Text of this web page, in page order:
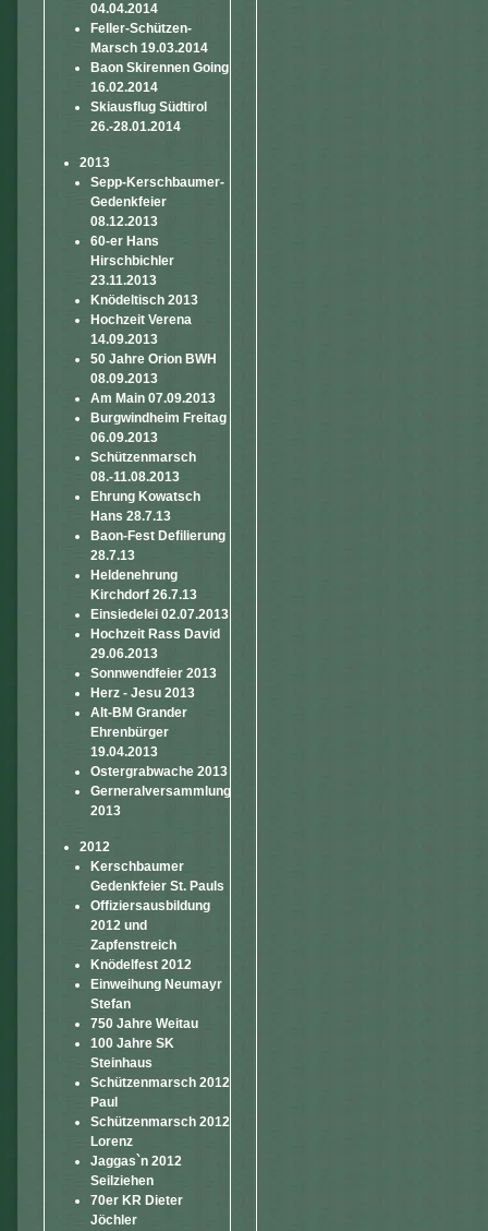
04.04.2014
Feller-Schützen-
Marsch 19.03.2014
Baon Skirennen Going
16.02.2014
Skiausflug Südtirol
26.-28.01.2014
2013
Sepp-Kerschbaumer-
Gedenkfeier
08.12.2013
60-er Hans
Hirschbichler
23.11.2013
Knödeltisch 2013
Hochzeit Verena
14.09.2013
50 Jahre Orion BWH
08.09.2013
Am Main 07.09.2013
Burgwindheim Freitag
06.09.2013
Schützenmarsch
08.-11.08.2013
Ehrung Kowatsch
Hans 28.7.13
Baon-Fest Defilierung
28.7.13
Heldenehrung
Kirchdorf 26.7.13
Einsiedelei 02.07.2013
Hochzeit Rass David
29.06.2013
Sonnwendfeier 2013
Herz - Jesu 2013
Alt-BM Grander
Ehrenbürger
19.04.2013
Ostergrabwache 2013
Gerneralversammlung
2013
2012
Kerschbaumer
Gedenkfeier St. Pauls
Offiziersausbildung
2012 und
Zapfenstreich
Knödelfest 2012
Einweihung Neumayr
Stefan
750 Jahre Weitau
100 Jahre SK
Steinhaus
Schützenmarsch 2012
Paul
Schützenmarsch 2012
Lorenz
Jaggas`n 2012
Seilziehen
70er KR Dieter
Jöchler